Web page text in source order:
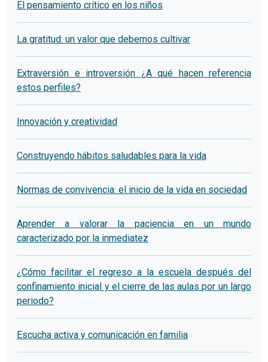
El pensamiento crítico en los niños
La gratitud: un valor que debemos cultivar
Extraversión e introversión ¿A qué hacen referencia
estos perfiles?
Innovación y creatividad
Construyendo hábitos saludables para la vida
Normas de convivencia: el inicio de la vida en sociedad
Aprender a valorar la paciencia en un mundo
caracterizado por la inmediatez
¿Cómo facilitar el regreso a la escuela después del
confinamiento inicial y el cierre de las aulas por un largo
periodo?
Escucha activa y comunicación en familia